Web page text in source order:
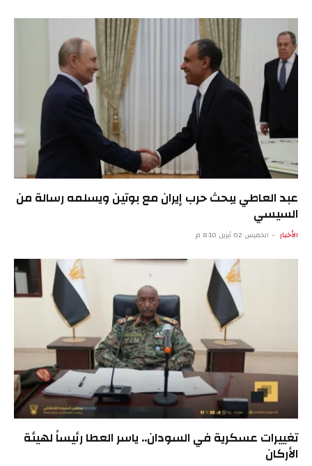
عبد العاطي يبحث حرب إيران مع بوتين ويسلمه رسالة من
السيسي
الأخبار الخميس 02 أبريل 8:10 م
تغييرات عسكرية في السودان.. ياسر العطا رئيساً لهيئة
الأركان